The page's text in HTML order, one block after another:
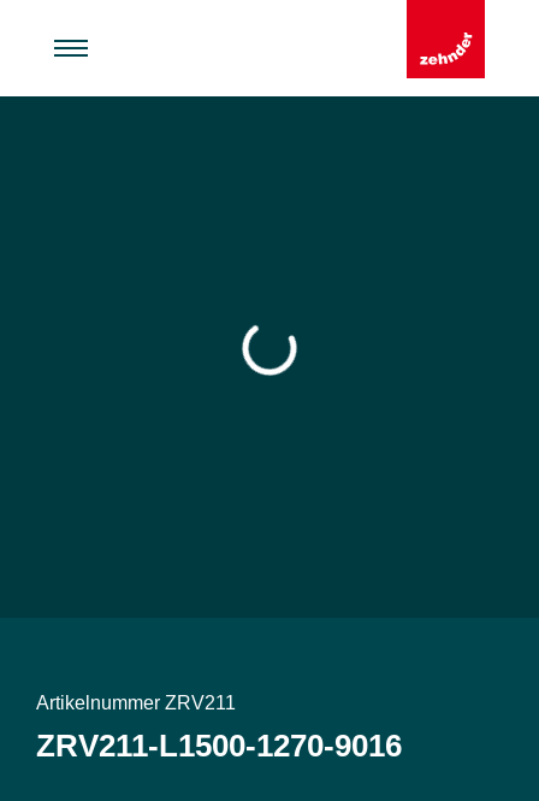
Artikelnummer ZRV211
ZRV211-L1500-1270-9016